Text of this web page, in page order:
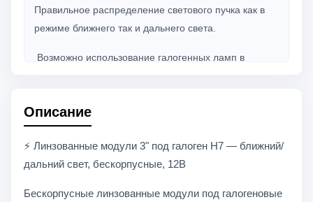
Правильное распределение светового пучка как в
режиме ближнего так и дальнего света.
Возможно использование галогенных ламп в
системой переключения ближнего и дальнего света.
Модуль предназначен для установки в корпус
влагозащищенной фары на элементы,
фары на ТС.
Описание
⚡ Линзованные модули 3" под галоген H7 — ближний/
дальний свет, бескорпусные, 12В
Бескорпусные линзованные модули под галогеновые